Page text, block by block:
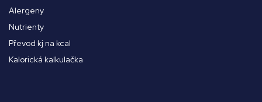
Alergeny
Nutrienty
Převod kj na kcal
Kalorická kalkulačka